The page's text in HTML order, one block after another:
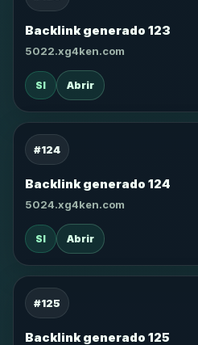
Backlink generado 123
5022.xg4ken.com
SI Abrir
#124
Backlink generado 124
5024.xg4ken.com
SI Abrir
#125
Backlink generado 125